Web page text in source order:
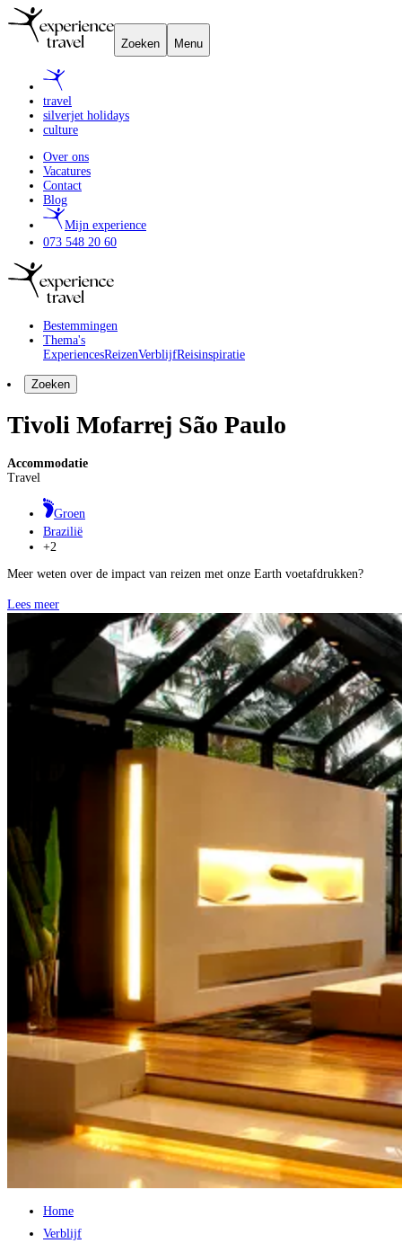
Zoeken Menu
travel
silverjet holidays
culture
Over ons
Vacatures
Contact
Blog
Mijn experience
073 548 20 60
Bestemmingen
Thema's
ExperiencesReizenVerblijfReisinspiratie
Zoeken
Tivoli Mofarrej São Paulo
Accommodatie
Travel
Groen
Brazilië
+2
Meer weten over de impact van reizen met onze Earth voetafdrukken?
Lees meer
Home
Verblijf